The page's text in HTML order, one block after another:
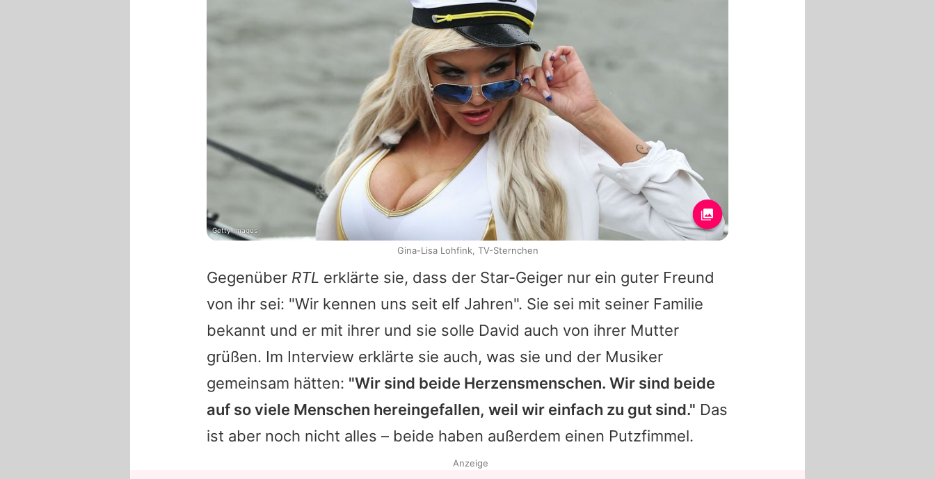
Gegenüber RTL erklärte sie, dass der Star-Geiger nur ein guter Freund
von ihr sei: "Wir kennen uns seit elf Jahren". Sie sei mit seiner Familie
bekannt und er mit ihrer und sie solle David auch von ihrer Mutter
grüßen. Im Interview erklärte sie auch, was sie und der Musiker
gemeinsam hätten: "Wir sind beide Herzensmenschen. Wir sind beide
auf so viele Menschen hereingefallen, weil wir einfach zu gut sind." Das
ist aber noch nicht alles – beide haben außerdem einen Putzfimmel.
Getty Images
Gina-Lisa Lohfink, TV-Sternchen
Anzeige